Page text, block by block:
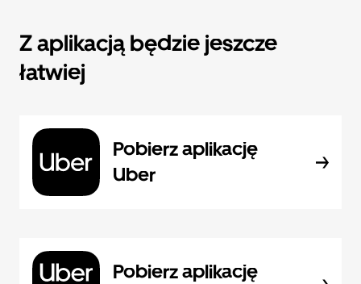
Z aplikacją będzie jeszcze
łatwiej
Pobierz aplikację
Uber
Pobierz aplikację